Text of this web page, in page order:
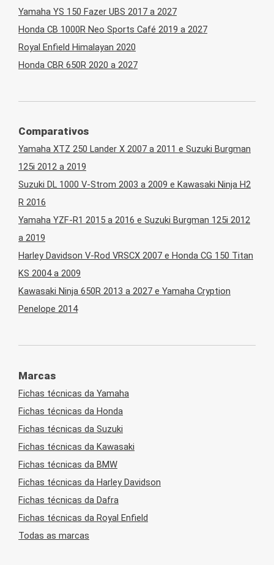
Yamaha YS 150 Fazer UBS 2017 a 2027
Honda CB 1000R Neo Sports Café 2019 a 2027
Royal Enfield Himalayan 2020
Honda CBR 650R 2020 a 2027
Comparativos
Yamaha XTZ 250 Lander X 2007 a 2011 e Suzuki Burgman
125i 2012 a 2019
Suzuki DL 1000 V-Strom 2003 a 2009 e Kawasaki Ninja H2
R 2016
Yamaha YZF-R1 2015 a 2016 e Suzuki Burgman 125i 2012
a 2019
Harley Davidson V-Rod VRSCX 2007 e Honda CG 150 Titan
KS 2004 a 2009
Kawasaki Ninja 650R 2013 a 2027 e Yamaha Cryption
Penelope 2014
Marcas
Fichas técnicas da Yamaha
Fichas técnicas da Honda
Fichas técnicas da Suzuki
Fichas técnicas da Kawasaki
Fichas técnicas da BMW
Fichas técnicas da Harley Davidson
Fichas técnicas da Dafra
Fichas técnicas da Royal Enfield
Todas as marcas